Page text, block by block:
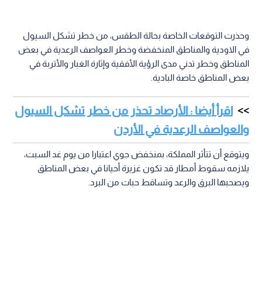
وحذرت التوقعات الخاصة بحالة الطقس، من خطر تشكل السيول
في الاودية والمناطق المنخفضة وخطر العواصف الرعدية في بعض
المناطق وخطر تدني مدى الرؤية الأفقية وإثارة الغبار والأتربة في
بعض المناطق خاصة البادية.
اقرأ أيضا : الأرصاد تحذر من خطر تشكل السيول
والعواصف الرعدية في الأردن
ويتوقع أن تتأثر المملكة، بمنخفض جوي اعتبارا من يوم غد السبت،
يلازمه سقوط أمطار قد تكون غزيرة أحيانا في بعض المناطق
ويصحبها البرق والرعد وتساقط حبات من البرد.